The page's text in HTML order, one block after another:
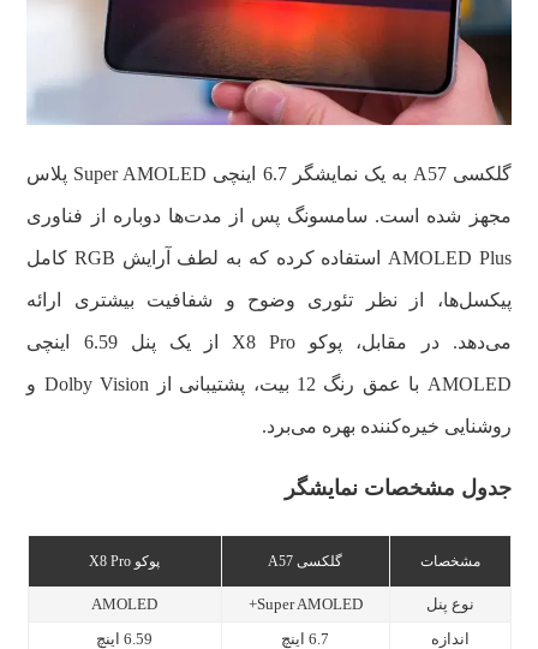
گلکسی A57 به یک نمایشگر 6.7 اینچی Super AMOLED پلاس
مجهز شده است. سامسونگ پس از مدت‌ها دوباره از فناوری
AMOLED Plus استفاده کرده که به لطف آرایش RGB کامل
پیکسل‌ها، از نظر تئوری وضوح و شفافیت بیشتری ارائه
می‌دهد. در مقابل، پوکو X8 Pro از یک پنل 6.59 اینچی
AMOLED با عمق رنگ 12 بیت، پشتیبانی از Dolby Vision و
روشنایی خیره‌کننده بهره می‌برد.
جدول مشخصات نمایشگر
مشخصات گلکسی A57 پوکو X8 Pro
نوع پنل Super AMOLED+
AMOLED
اندازه
6.7 اینچ
6.59 اینچ